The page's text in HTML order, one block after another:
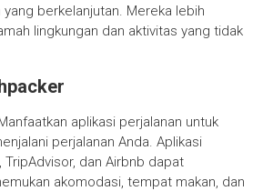
yang berkelanjutan. Mereka lebih
lingkungan dan aktivitas yang tidak
aplikasi perjalanan untuk
perjalanan Anda. Aplikasi
dan Airbnb dapat
akomodasi, tempat makan, dan